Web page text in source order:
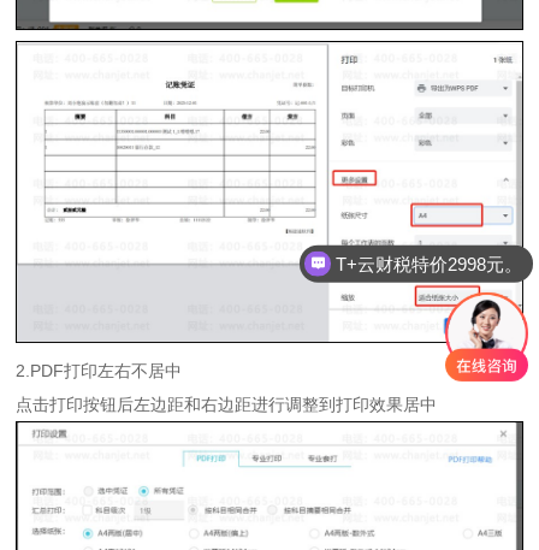
2.PDF打印左右不居中
点击打印按钮后左边距和右边距进行调整到打印效果居中
T+云财税特价2998元。